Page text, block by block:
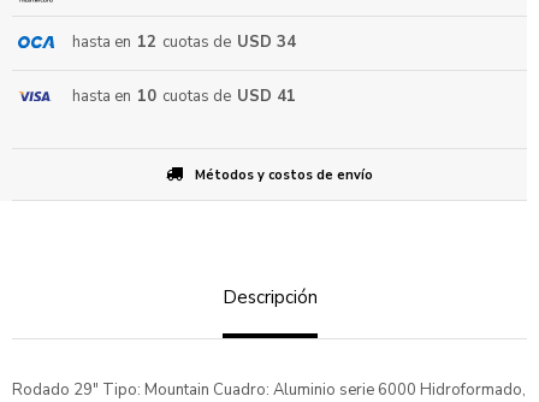
hasta en 12 cuotas de USD 34
hasta en 10 cuotas de USD 41
Métodos y costos de envío
Descripción
Rodado 29" Tipo: Mountain Cuadro: Aluminio serie 6000 Hidroformado,